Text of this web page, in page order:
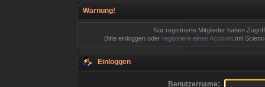
Warnung!
Nur registrierte Mitglieder haben
Bitte einloggen oder registriere einen Account mit
Einloggen
Benutzername: